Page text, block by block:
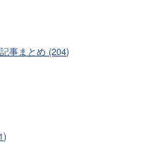
事まとめ (204)